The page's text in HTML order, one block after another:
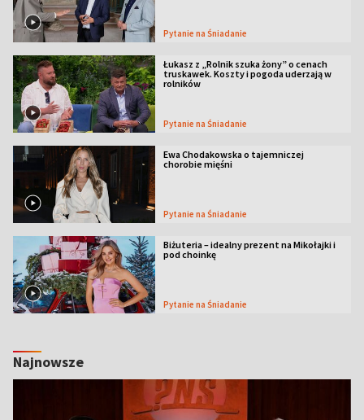
Pytanie na Śniadanie
Łukasz z „Rolnik szuka żony” o cenach
truskawek. Koszty i pogoda uderzają w
rolników
Pytanie na Śniadanie
Ewa Chodakowska o tajemniczej
chorobie mięśni
Pytanie na Śniadanie
Biżuteria – idealny prezent na Mikołajki i
pod choinkę
Pytanie na Śniadanie
Najnowsze